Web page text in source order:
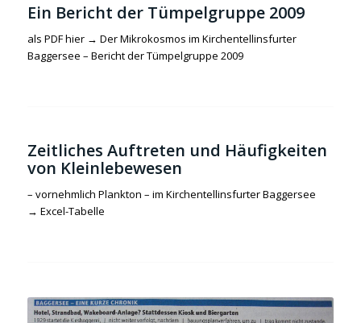
Ein Bericht der Tümpelgruppe 2009
als PDF hier → Der Mikrokosmos im Kirchentellinsfurter
Baggersee – Bericht der Tümpelgruppe 2009
Zeitliches Auftreten und Häufigkeiten
von Kleinlebewesen
– vornehmlich Plankton – im Kirchentellinsfurter Baggersee
→ Excel-Tabelle